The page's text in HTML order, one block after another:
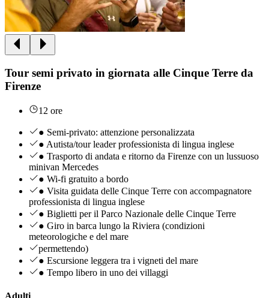
Tour semi privato in giornata alle Cinque Terre da
Firenze
12 ore
● Semi-privato: attenzione personalizzata
● Autista/tour leader professionista di lingua inglese
● Trasporto di andata e ritorno da Firenze con un lussuoso
minivan Mercedes
● Wi-fi gratuito a bordo
● Visita guidata delle Cinque Terre con accompagnatore
professionista di lingua inglese
● Biglietti per il Parco Nazionale delle Cinque Terre
● Giro in barca lungo la Riviera (condizioni
meteorologiche e del mare
permettendo)
● Escursione leggera tra i vigneti del mare
● Tempo libero in uno dei villaggi
Adulti